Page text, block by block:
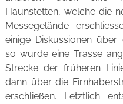
Haunstetten, welche die
Messegelände
einige Diskussionen über
so wurde eine Trasse
Strecke der früheren
dann über die
erschließen. Letztlich